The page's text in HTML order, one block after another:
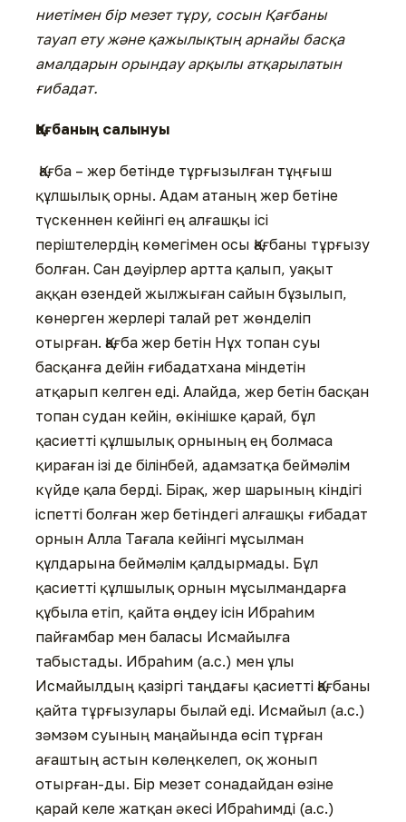
ниетімен бір мезет тұру, сосын Қағбаны
тауап ету және қажылықтың арнайы басқа
амалдарын орындау арқылы атқарылатын
ғибадат.
Қағбаның салынуы
Қағба – жер бетінде тұрғызылған тұңғыш
құлшылық орны. Адам атаның жер бетіне
түскеннен кейінгі ең алғашқы ісі
періштелердің көмегімен осы Қағбаны тұрғызу
болған. Сан дәуірлер артта қалып, уақыт
аққан өзендей жылжыған сайын бұзылып,
көнерген жерлері талай рет жөнделіп
отырған. Қағба жер бетін Нұх топан суы
басқанға дейін ғибадатхана міндетін
атқарып келген еді. Алайда, жер бетін басқан
топан судан кейін, өкінішке қарай, бұл
қасиетті құлшылық орнының ең болмаса
қираған ізі де білінбей, адамзатқа беймәлім
күйде қала берді. Бірақ, жер шарының кіндігі
іспетті болған жер бетіндегі алғашқы ғибадат
орнын Алла Тағала кейінгі мұсылман
құлдарына беймәлім қалдырмады. Бұл
қасиетті құлшылық орнын мұсылмандарға
құбыла етіп, қайта өңдеу ісін Ибраһим
пайғамбар мен баласы Исмайылға
табыстады. Ибраһим (а.с.) мен ұлы
Исмайылдың қазіргі таңдағы қасиетті Қағбаны
қайта тұрғызулары былай еді. Исмайыл (а.с.)
зәмзәм суының маңайында өсіп тұрған
ағаштың астын көлеңкелеп, оқ жонып
отырған-ды. Бір мезет сонадайдан өзіне
қарай келе жатқан әкесі Ибраһимді (а.с.)